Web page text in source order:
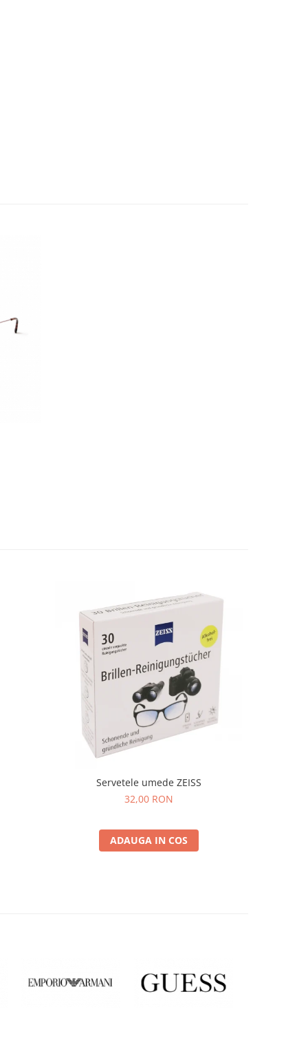
Servetele umede ZEISS
32,00 RON
ADAUGA IN COS